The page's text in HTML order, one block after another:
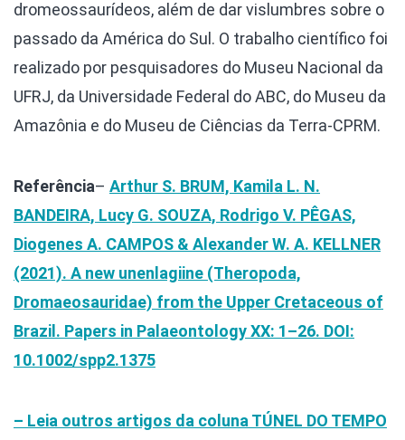
dromeossaurídeos, além de dar vislumbres sobre o
passado da América do Sul. O trabalho científico foi
realizado por pesquisadores do Museu Nacional da
UFRJ, da Universidade Federal do ABC, do Museu da
Amazônia e do Museu de Ciências da Terra-CPRM.
Referência– Arthur S. BRUM, Kamila L. N.
BANDEIRA, Lucy G. SOUZA, Rodrigo V. PÊGAS,
Diogenes A. CAMPOS & Alexander W. A. KELLNER
(2021). A new unenlagiine (Theropoda,
Dromaeosauridae) from the Upper Cretaceous of
Brazil. Papers in Palaeontology XX: 1–26. DOI:
10.1002/spp2.1375
– Leia outros artigos da coluna TÚNEL DO TEMPO